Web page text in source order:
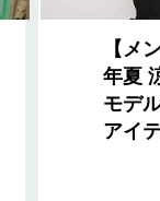
【メ
年夏
モデ
アイ